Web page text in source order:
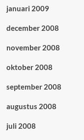
januari 2009
december 2008
november 2008
oktober 2008
september 2008
augustus 2008
juli 2008